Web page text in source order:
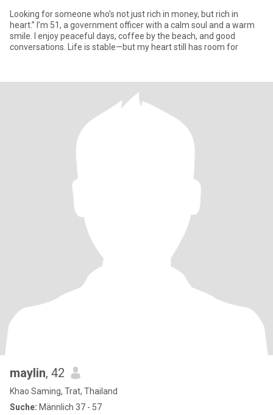
Looking for someone who’s not just rich in money, but rich in
heart.” I’m 51, a government officer with a calm soul and a warm
smile. I enjoy peaceful days, coffee by the beach, and good
conversations. Life is stable—but my heart still has room for
maylin, 42
Khao Saming, Trat, Thailand
Suche: Männlich 37 - 57